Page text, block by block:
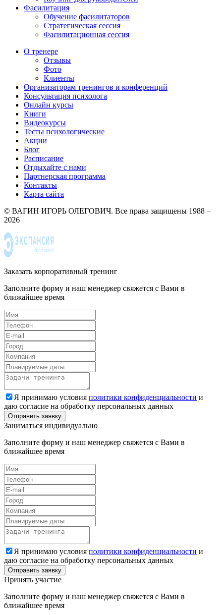
Фасилитация
Обучение фасилитаторов
Стратегическая сессия
Фасилитационная сессия
О тренере
Отзывы
Фото
Клиенты
Организаторам тренингов и конференций
Консультация психолога
Онлайн курсы
Книги
Видеокурсы
Тесты психологические
Акции
Блог
Расписание
Отдыхайте с нами
Партнерская программа
Контакты
Карта сайта
© ВАГИН ИГОРЬ ОЛЕГОВИЧ. Все права защищены 1988 –
2026
Заказать корпоративный тренинг
Заполните форму и наш менеджер свяжется с Вами в
ближайшее время
Я принимаю условия политики конфиденциальности и
даю согласие на обработку персональных данных
Заниматься индивидуально
Заполните форму и наш менеджер свяжется с Вами в
ближайшее время
Я принимаю условия политики конфиденциальности и
даю согласие на обработку персональных данных
Принять участие
Заполните форму и наш менеджер свяжется с Вами в
ближайшее время